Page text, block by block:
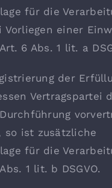
für die
Vorliegen einer
6 Abs. 1 lit. a
der
Vertragspartei
so ist zusätzliche
für die
1 lit. b DSGVO.